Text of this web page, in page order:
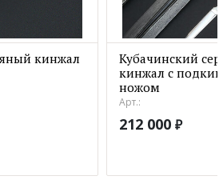
кинжал
Кубачинский
кинжал с
ножом
Арт.:
212 000 ₽